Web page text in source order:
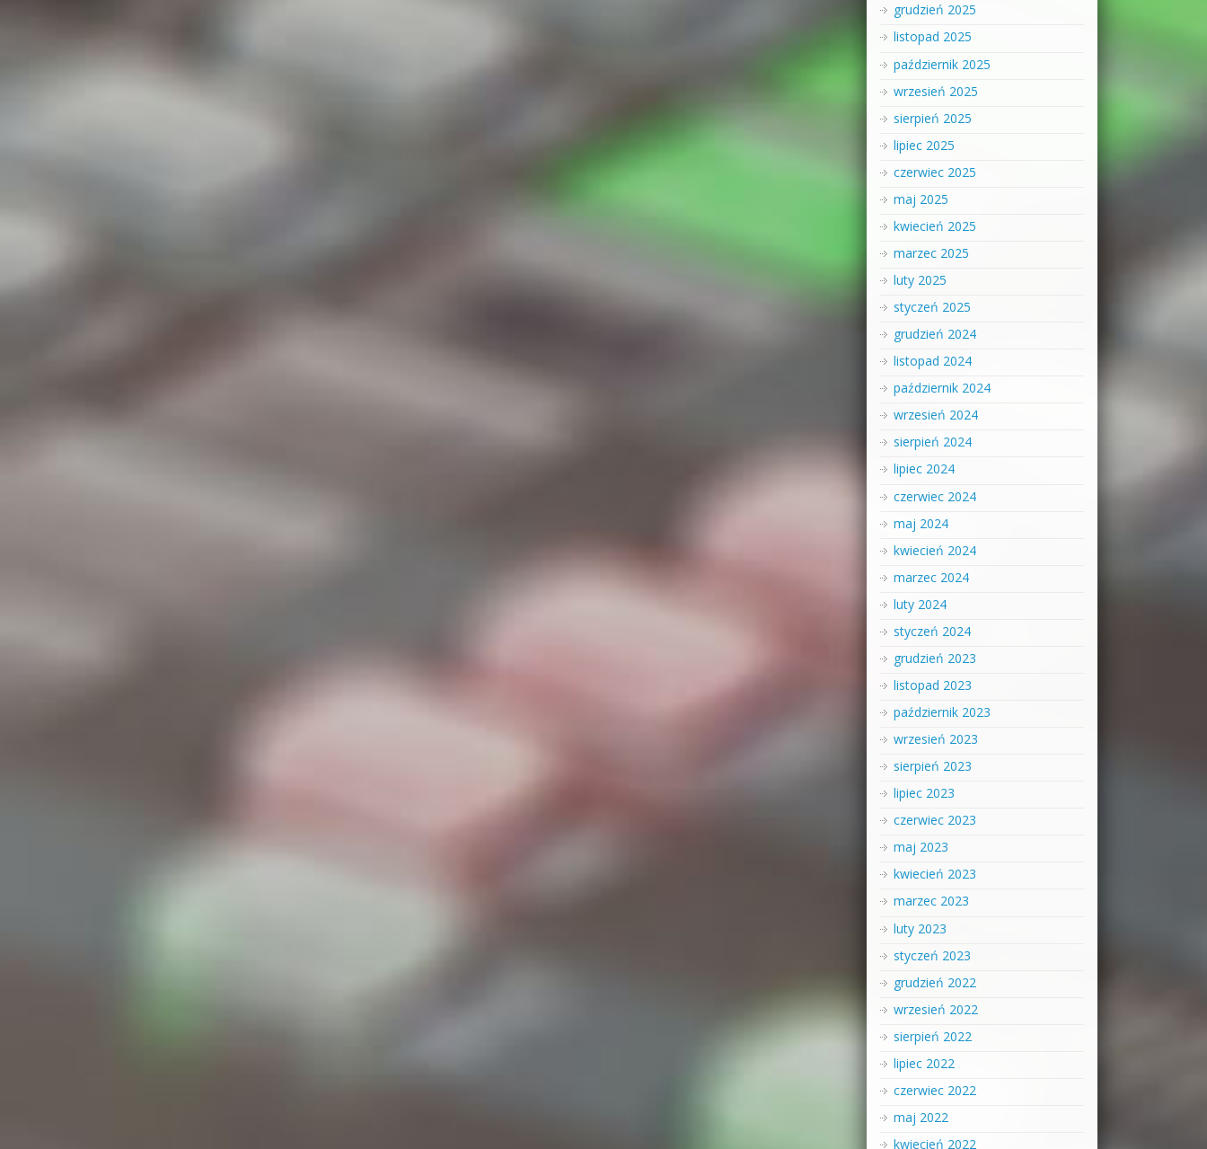
grudzień 2025
listopad 2025
październik 2025
wrzesień 2025
sierpień 2025
lipiec 2025
czerwiec 2025
maj 2025
kwiecień 2025
marzec 2025
luty 2025
styczeń 2025
grudzień 2024
listopad 2024
październik 2024
wrzesień 2024
sierpień 2024
lipiec 2024
czerwiec 2024
maj 2024
kwiecień 2024
marzec 2024
luty 2024
styczeń 2024
grudzień 2023
listopad 2023
październik 2023
wrzesień 2023
sierpień 2023
lipiec 2023
czerwiec 2023
maj 2023
kwiecień 2023
marzec 2023
luty 2023
styczeń 2023
grudzień 2022
wrzesień 2022
sierpień 2022
lipiec 2022
czerwiec 2022
maj 2022
kwiecień 2022